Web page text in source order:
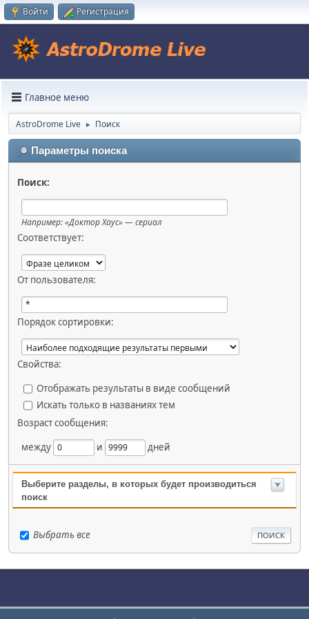
Войти Регистрация
Главное меню
AstroDrome Live ► Поиск
Параметры поиска
Поиск:
Например:«Доктор Хаус» — сериал
Соответствует:
От пользователя:
Порядок сортировки:
Свойства:
Отображать результаты в виде сообщений
Искать только в названиях тем
Возраст сообщения:
между
и дней
Выберите разделы, в которых будет производиться
поиск
Выбрать все